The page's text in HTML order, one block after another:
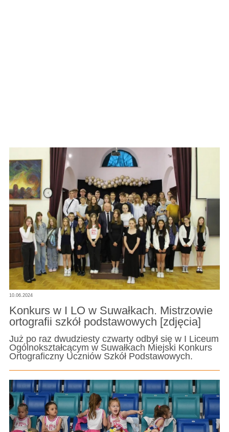
10.06.2024
Konkurs w I LO w Suwałkach. Mistrzowie
ortografii szkół podstawowych [zdjęcia]
Już po raz dwudziesty czwarty odbył się w I Liceum
Ogólnokształcącym w Suwałkach Miejski Konkurs
Ortograficzny Uczniów Szkół Podstawowych.